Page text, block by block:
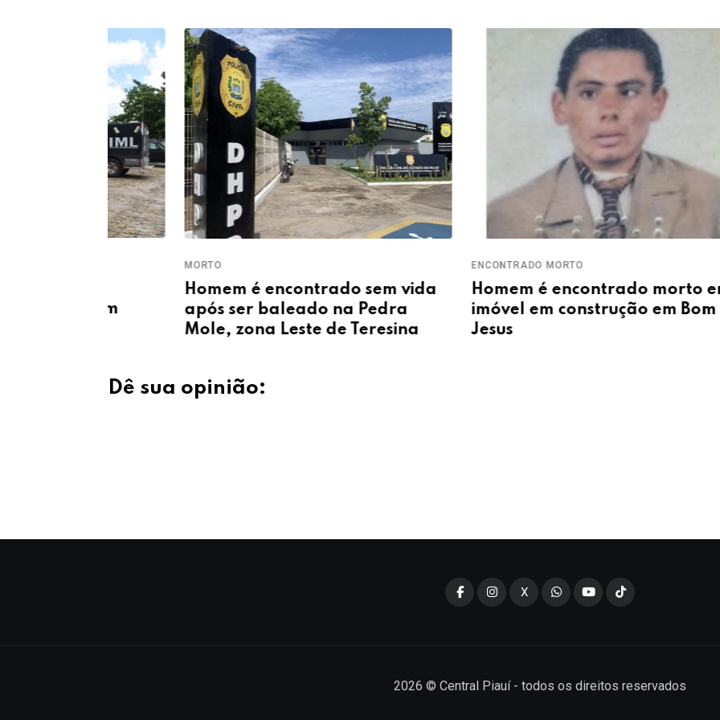
Homem é encontrado sem vida
após ser baleado na Pedra
Mole, zona Leste de Teresina
ENCONTRADO MORTO
Homem é encontrado morto em
imóvel em construção em Bom
Jesus
Dê sua opinião:
X
2026 © Central Piauí - todos os direitos reservados